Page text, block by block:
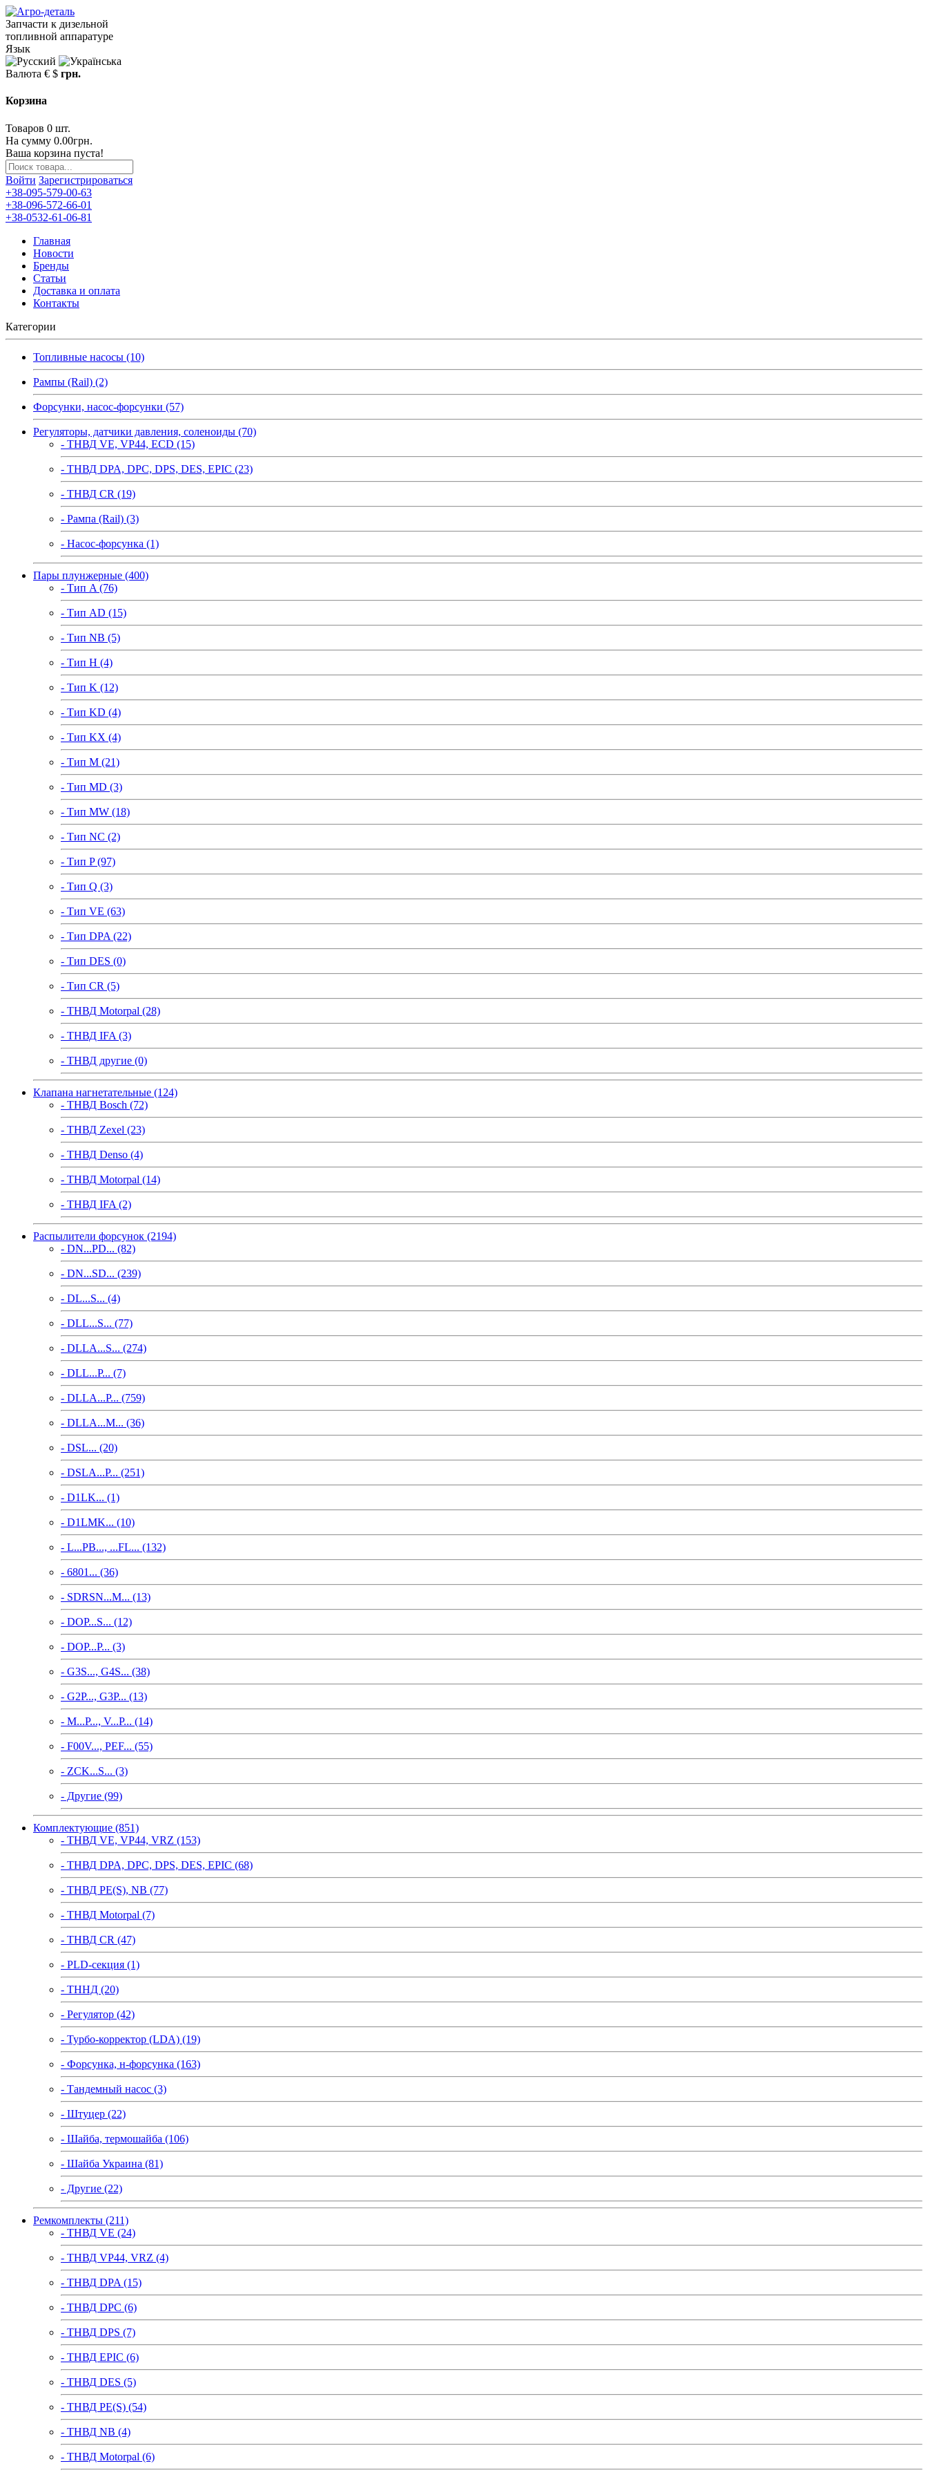
Запчасти к дизельной
топливной аппаратуре
Язык
Валюта € $ грн.
Корзина
Товаров 0 шт.
На сумму 0.00грн.
Ваша корзина пуста!
Войти Зарегистрироваться
+38-095-579-00-63
+38-096-572-66-01
+38-0532-61-06-81
Главная
Новости
Бренды
Статьи
Доставка и оплата
Контакты
Категории
Топливные насосы (10)
Рампы (Rail) (2)
Форсунки, насос-форсунки (57)
Регуляторы, датчики давления, соленоиды (70)
- ТНВД VE, VP44, ECD (15)
- ТНВД DPA, DPC, DPS, DES, EPIC (23)
- ТНВД CR (19)
- Рампа (Rail) (3)
- Насос-форсунка (1)
Пары плунжерные (400)
- Тип A (76)
- Тип AD (15)
- Тип NB (5)
- Тип H (4)
- Тип K (12)
- Тип KD (4)
- Тип KX (4)
- Тип M (21)
- Тип MD (3)
- Тип MW (18)
- Тип NC (2)
- Тип P (97)
- Тип Q (3)
- Тип VE (63)
- Тип DPA (22)
- Тип DES (0)
- Тип CR (5)
- ТНВД Motorpal (28)
- ТНВД IFA (3)
- ТНВД другие (0)
Клапана нагнетательные (124)
- ТНВД Bosch (72)
- ТНВД Zexel (23)
- ТНВД Denso (4)
- ТНВД Motorpal (14)
- ТНВД IFA (2)
Распылители форсунок (2194)
- DN...PD... (82)
- DN...SD... (239)
- DL...S... (4)
- DLL...S... (77)
- DLLA...S... (274)
- DLL...P... (7)
- DLLA...P... (759)
- DLLA...M... (36)
- DSL... (20)
- DSLA...P... (251)
- D1LK... (1)
- D1LMK... (10)
- L...PB..., ...FL... (132)
- 6801... (36)
- SDRSN...M... (13)
- DOP...S... (12)
- DOP...P... (3)
- G3S..., G4S... (38)
- G2P..., G3P... (13)
- M...P..., V...P... (14)
- F00V..., PEF... (55)
- ZCK...S... (3)
- Другие (99)
Комплектующие (851)
- ТНВД VE, VP44, VRZ (153)
- ТНВД DPA, DPC, DPS, DES, EPIC (68)
- ТНВД PE(S), NB (77)
- ТНВД Motorpal (7)
- ТНВД CR (47)
- PLD-секция (1)
- ТННД (20)
- Регулятор (42)
- Турбо-корректор (LDA) (19)
- Форсунка, н-форсунка (163)
- Тандемный насос (3)
- Штуцер (22)
- Шайба, термошайба (106)
- Шайба Украина (81)
- Другие (22)
Ремкомплекты (211)
- ТНВД VE (24)
- ТНВД VP44, VRZ (4)
- ТНВД DPA (15)
- ТНВД DPC (6)
- ТНВД DPS (7)
- ТНВД EPIC (6)
- ТНВД DES (5)
- ТНВД PE(S) (54)
- ТНВД NB (4)
- ТНВД Motorpal (6)